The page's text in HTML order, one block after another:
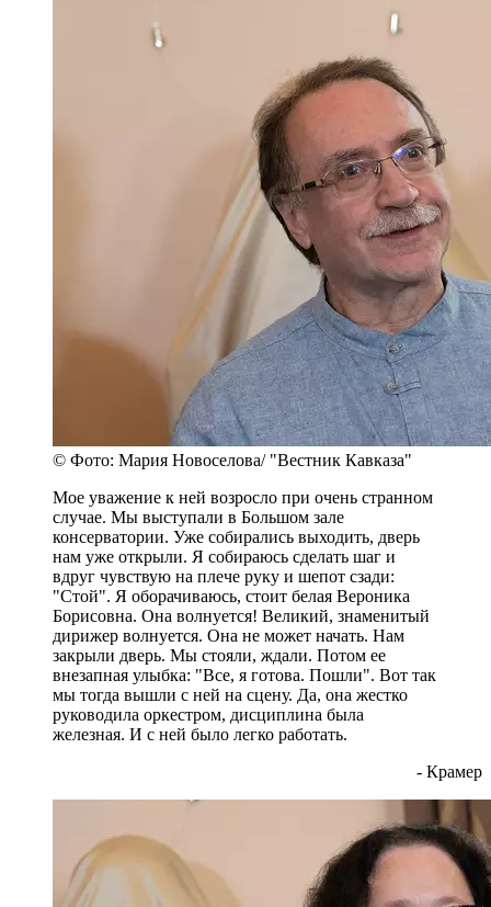
© Фото: Мария Новоселова/ "Вестник Кавказа"
Мое уважение к ней возросло при очень странном
случае. Мы выступали в Большом зале
консерватории. Уже собирались выходить, дверь
нам уже открыли. Я собираюсь сделать шаг и
вдруг чувствую на плече руку и шепот сзади:
"Стой". Я оборачиваюсь, стоит белая Вероника
Борисовна. Она волнуется! Великий, знаменитый
дирижер волнуется. Она не может начать. Нам
закрыли дверь. Мы стояли, ждали. Потом ее
внезапная улыбка: "Все, я готова. Пошли". Вот так
мы тогда вышли с ней на сцену. Да, она жестко
руководила оркестром, дисциплина была
железная. И с ней было легко работать.
- Крамер